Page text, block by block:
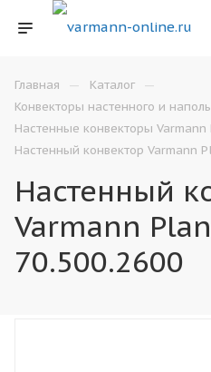
Главная — Каталог —
Конвекторы настенного и
Настенные конвекторы Varmann
Настенный конвектор Varmann
Настенный
Varmann
70.500.2600